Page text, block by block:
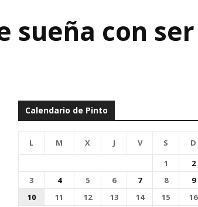
sueña con ser
Calendario de Pinto
L M X J V S
D
1
2
3
4 5 6 7 8
9
10
11 12 13 14 15
16